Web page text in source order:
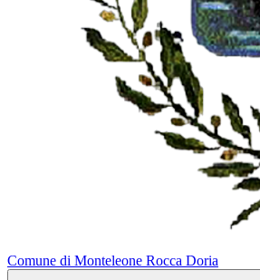
Comune di Monteleone Rocca Doria